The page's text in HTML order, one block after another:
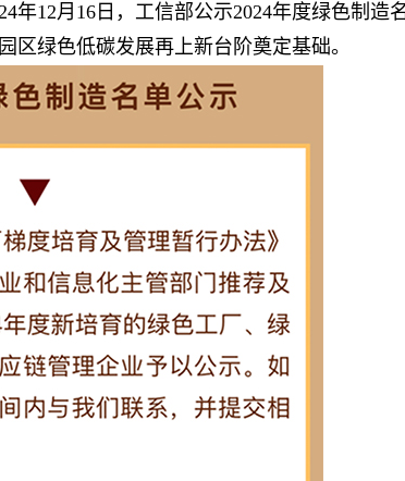
年12月16日，工信部公示2024年度绿色制造
区绿色低碳发展再上新台阶奠定基础。